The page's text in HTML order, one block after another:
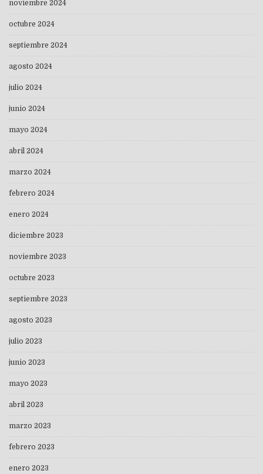
noviembre 2024
octubre 2024
septiembre 2024
agosto 2024
julio 2024
junio 2024
mayo 2024
abril 2024
marzo 2024
febrero 2024
enero 2024
diciembre 2023
noviembre 2023
octubre 2023
septiembre 2023
agosto 2023
julio 2023
junio 2023
mayo 2023
abril 2023
marzo 2023
febrero 2023
enero 2023